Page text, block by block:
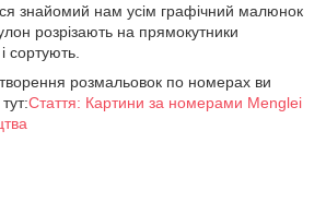
знайомий нам усім графічний малюнок
розрізають на прямокутники
сортують.
розмальовок по номерах ви
Стаття: Картини за номерами Menglei